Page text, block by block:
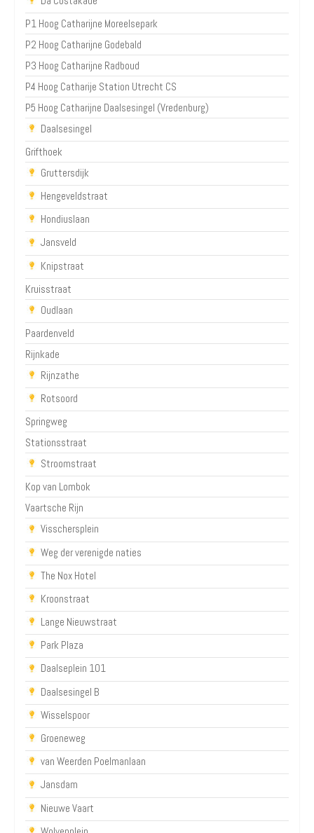
P1 Hoog Catharijne Moreelsepark
P2 Hoog Catharijne Godebald
P3 Hoog Catharijne Radboud
P4 Hoog Catharije Station Utrecht CS
P5 Hoog Catharijne Daalsesingel (Vredenburg)
Daalsesingel
Grifthoek
Gruttersdijk
Hengeveldstraat
Hondiuslaan
Jansveld
Knipstraat
Kruisstraat
Oudlaan
Paardenveld
Rijnkade
Rijnzathe
Rotsoord
Springweg
Stationsstraat
Stroomstraat
Kop van Lombok
Vaartsche Rijn
Visschersplein
Weg der verenigde naties
The Nox Hotel
Kroonstraat
Lange Nieuwstraat
Park Plaza
Daalseplein 101
Daalsesingel B
Wisselspoor
Groeneweg
van Weerden Poelmanlaan
Jansdam
Nieuwe Vaart